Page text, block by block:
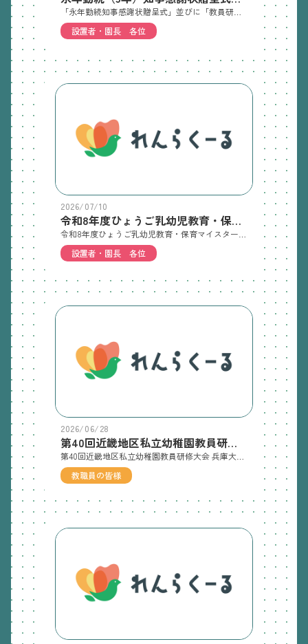
「永年勤続知事感謝状贈呈式」並びに「教員研修会」を下記のとおり開催いたしますので、御案内申し上げます。なお、永年勤続（5年）知事感謝状贈呈者は、本年4月にご推薦いただいた方が受賞対象となっております。感謝状贈呈式につきましては、教職員の方々に時間厳守の上御参加いただきますよう御配慮の程、よろしくお願い申し上げます。また、教員研修会は、大阪市立大空小学校の初代校長 木村泰子 氏を講師にお招きいたしますので、御多忙とは存じますが多数の御参加をお願いいたします。（感謝状贈呈式）１ 日 時 令和8年9月11日（金）14：00～14：45（受付開始時間13：30～）２ 場 所 兵庫県私学会館 2階大会議室（神戸市中央区北長狭通4-3-13）（教員研修会）受賞者並びに設置者・園長先生及び一般教員の先生方すべてを対象にした研修です。各園から多くの先生方の御参加をお待ちしています。研修スタンプシールを発行いたします。１ 日 時 令和8年9月11日（金）15：00～16：30２ 場 所 兵庫県私学会館 2階大会議室（神戸市中央区北長狭通4-3-13）３ 講 師講 師： 大阪市立大空小学校の初代校長 木村泰子 氏テーマ： 子どもの声を聴いていますか ～「みんなの学校」が教えてくれたこと～◆出欠については、「アンケート」フォーム https://forms.gle/5yAStQ9Tj353L3f29より、令和8年8月19日（水）までに御報告ください。
設置者・園長 各位
2026/07/10
令和8年度ひょうご乳幼児教育・保育マイスター養成研修のご案内
設置者・園長 各位
2026/06/28
第40回近畿地区私立幼稚園教員研修大会 兵庫大会のご案内
教職員の皆様